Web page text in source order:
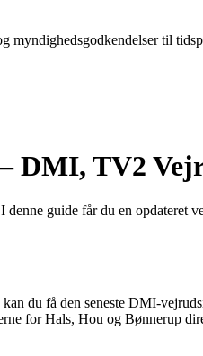
myndighedsgodkendelser til
TV2
guide får du en
du få den seneste DMI-
for Hals, Hou og Bønnerup